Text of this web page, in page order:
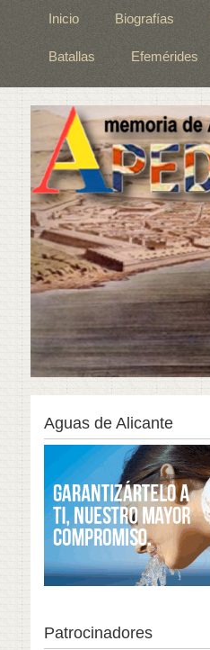
Inicio Biografías
Batallas Efemérides
Aguas de Alicante
Patrocinadores